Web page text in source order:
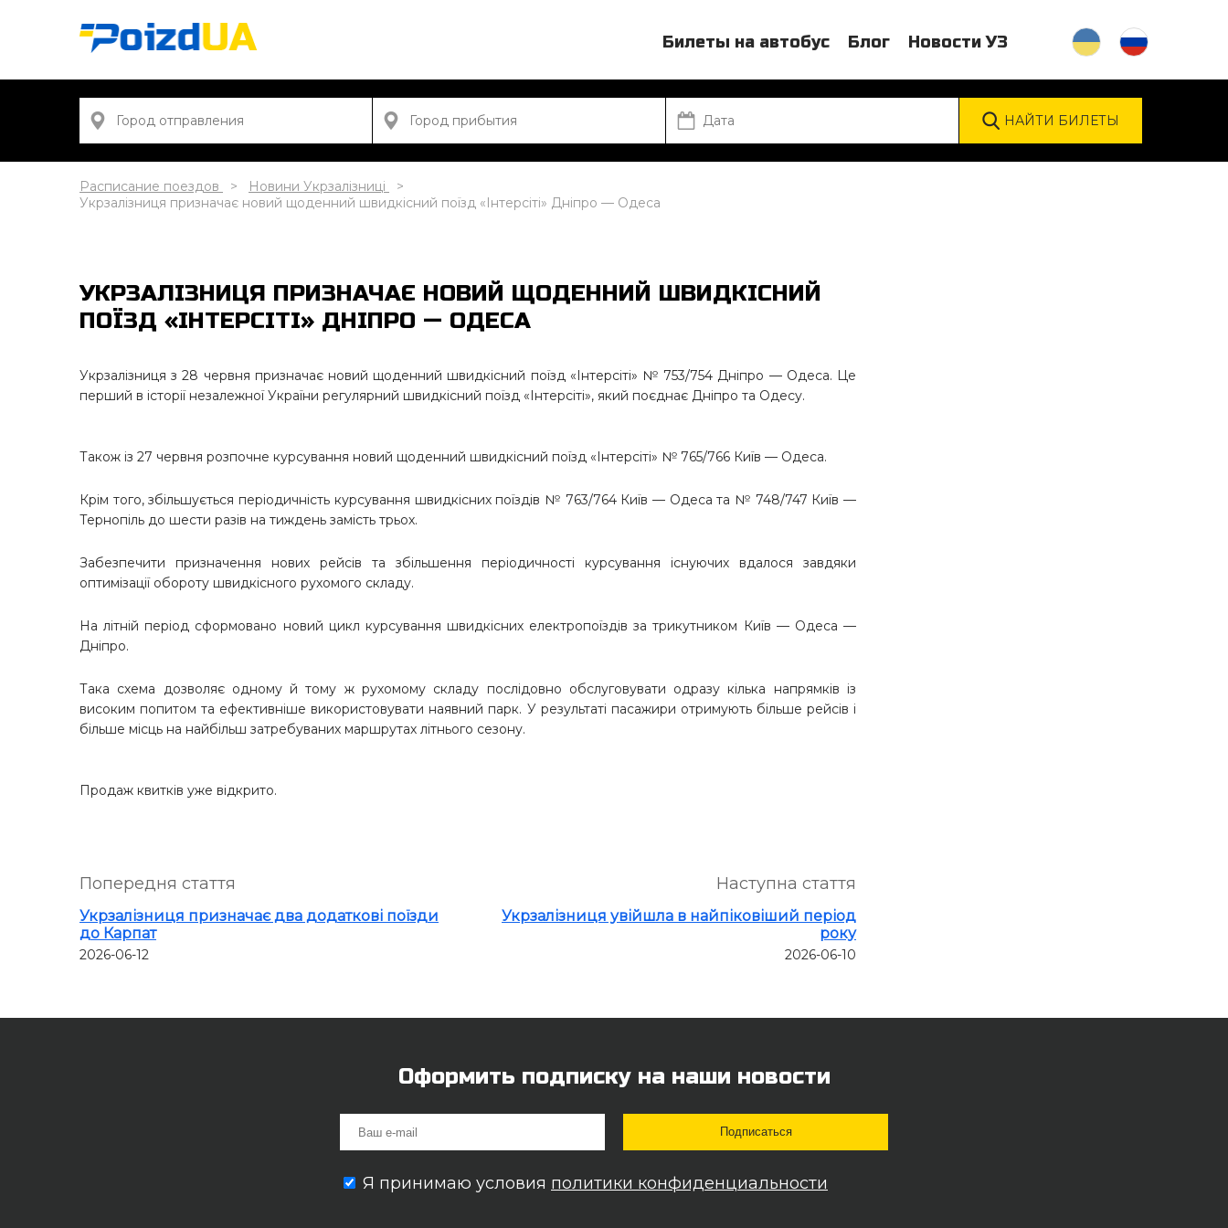
Билеты на автобус Блог Новости УЗ
Расписание поездов
Новини Укрзалізниці
Укрзалізниця призначає новий щоденний швидкісний поїзд «Інтерсіті» Дніпро — Одеса
УКРЗАЛІЗНИЦЯ ПРИЗНАЧАЄ НОВИЙ ЩОДЕННИЙ ШВИДКІСНИЙ
ПОЇЗД «ІНТЕРСІТІ» ДНІПРО — ОДЕСА
Укрзалізниця з 28 червня призначає новий щоденний швидкісний поїзд «Інтерсіті» № 753/754 Дніпро — Одеса. Це
перший в історії незалежної України регулярний швидкісний поїзд «Інтерсіті», який поєднає Дніпро та Одесу.
Також із 27 червня розпочне курсування новий щоденний швидкісний поїзд «Інтерсіті» № 765/766 Київ — Одеса.
Крім того, збільшується періодичність курсування швидкісних поїздів № 763/764 Київ — Одеса та № 748/747 Київ —
Тернопіль до шести разів на тиждень замість трьох.
Забезпечити призначення нових рейсів та збільшення періодичності курсування існуючих вдалося завдяки
оптимізації обороту швидкісного рухомого складу.
На літній період сформовано новий цикл курсування швидкісних електропоїздів за трикутником Київ — Одеса —
Дніпро.
Така схема дозволяє одному й тому ж рухомому складу послідовно обслуговувати одразу кілька напрямків із
високим попитом та ефективніше використовувати наявний парк. У результаті пасажири отримують більше рейсів і
більше місць на найбільш затребуваних маршрутах літнього сезону.
Продаж квитків уже відкрито.
Попередня стаття
Укрзалізниця призначає два додаткові поїзди
до Карпат
2026-06-12
Наступна стаття
Укрзалізниця увійшла в найпіковіший період
року
2026-06-10
Оформить подписку на наши новости
Я принимаю условия политики конфиденциальности